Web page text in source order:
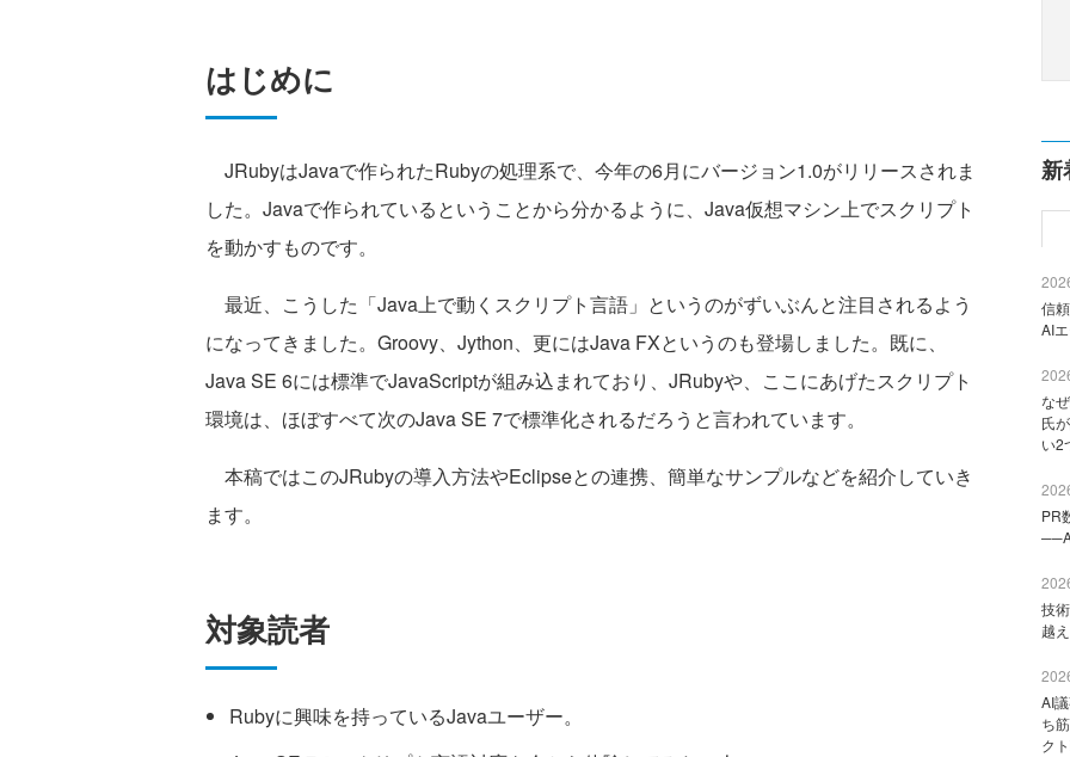
はじめに
JRubyはJavaで作られたRubyの処理系で、今年の6月にバージョン1.0がリリースされま
した。Javaで作られているということから分かるように、Java仮想マシン上でスクリプト
を動かすものです。
最近、こうした「Java上で動くスクリプト言語」というのがずいぶんと注目されるよう
になってきました。Groovy、Jython、更にはJava FXというのも登場しました。既に、
Java SE 6には標準でJavaScriptが組み込まれており、JRubyや、ここにあげたスクリプト
環境は、ほぼすべて次のJava SE 7で標準化されるだろうと言われています。
本稿ではこのJRubyの導入方法やEclipseとの連携、簡単なサンプルなどを紹介していき
ます。
対象読者
Rubyに興味を持っているJavaユーザー。
新
信
AI
な
氏
い2
PR
技
越
AI
ち
ク